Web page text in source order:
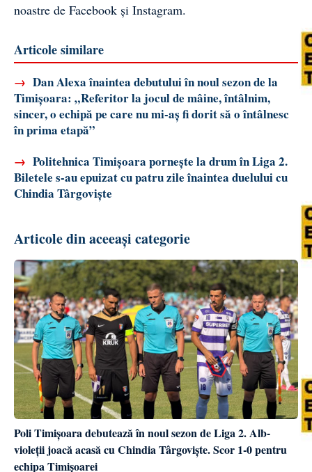
noastre de Facebook și Instagram.
Articole similare
→ Dan Alexa înaintea debutului în noul sezon de la
Timișoara: „Referitor la jocul de mâine, întâlnim,
sincer, o echipă pe care nu mi-aș fi dorit să o întâlnesc
în prima etapă”
→ Politehnica Timișoara pornește la drum în Liga 2.
Biletele s-au epuizat cu patru zile înaintea duelului cu
Chindia Târgoviște
Articole din aceeași categorie
Poli Timișoara debutează în noul sezon de Liga 2. Alb-
violeții joacă acasă cu Chindia Târgoviște. Scor 1-0 pentru
echipa Timișoarei